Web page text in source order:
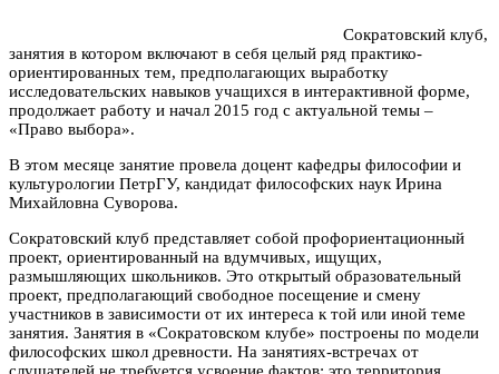
Сократовский клуб,
занятия в котором включают в себя целый ряд практико-
ориентированных тем, предполагающих выработку
исследовательских навыков учащихся в интерактивной форме,
продолжает работу и начал 2015 год с актуальной темы –
«Право выбора».
В этом месяце занятие провела доцент кафедры философии и
культурологии ПетрГУ, кандидат философских наук Ирина
Михайловна Суворова.
Сократовский клуб представляет собой профориентационный
проект, ориентированный на вдумчивых, ищущих,
размышляющих школьников. Это открытый образовательный
проект, предполагающий свободное посещение и смену
участников в зависимости от их интереса к той или иной теме
занятия. Занятия в «Сократовском клубе» построены по модели
философских школ древности. На занятиях-встречах от